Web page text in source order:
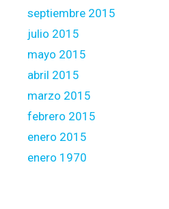
septiembre 2015
julio 2015
mayo 2015
abril 2015
marzo 2015
febrero 2015
enero 2015
enero 1970